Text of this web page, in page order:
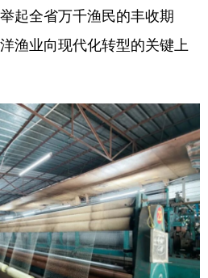
起全省万千渔民的丰收期
渔业向现代化转型的关键上